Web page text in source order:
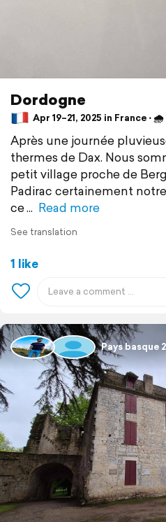
Dordogne
Apr 19–21, 2025 in France ⋅ 🌧
Après une journée
thermes de Dax. Nous
petit village proche de
Padirac certainement
ce
Read more
See translation
1 like
Pays basque